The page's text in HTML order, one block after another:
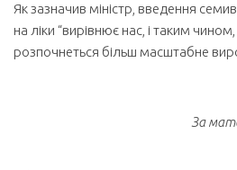
Як зазначив міністр, введення
на ліки “вирівнює нас, і таким
розпочнеться більш масштабне
За